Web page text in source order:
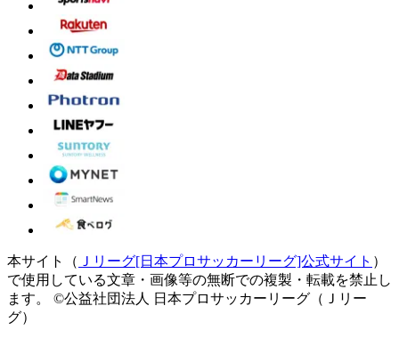
本サイト（ Ｊリーグ[日本プロサッカーリーグ]公式サイト ）
で使用している文章・画像等の無断での複製・転載を禁止し
ます。
©公益社団法人 日本プロサッカーリーグ（Ｊリー
グ）